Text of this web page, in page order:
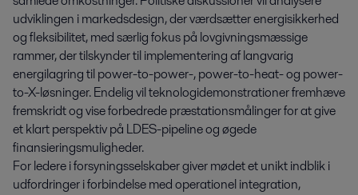
udviklingen i markedsdesign, der værdsætter energisikkerhed
og fleksibilitet, med særlig fokus på lovgivningsmæssige
rammer, der tilskynder til implementering af langvarig
energilagring til power-to-power-, power-to-heat- og power-
to-X-løsninger. Endelig vil teknologidemonstrationer fremhæve
fremskridt og vise forbedrede præstationsmålinger for at give
et klart perspektiv på LDES-pipeline og øgede
finansieringsmuligheder.
For ledere i forsyningsselskaber giver mødet et unikt indblik i
udfordringer i forbindelse med operationel integration,